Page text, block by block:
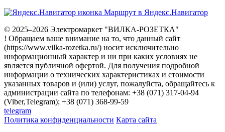
Маршрут в Яндекс.Навигатор
© 2025–2026 Электромаркет "ВИЛКА-РОЗЕТКА"
! Обращаем ваше внимание на то, что данный сайт
(https://www.vilka-rozetka.ru/) носит исключительно
информационный характер и ни при каких условиях не
является публичной офертой. Для получения подробной
информации о технических характеристиках и стоимости
указанных товаров и (или) услуг, пожалуйста, обращайтесь к
администрации сайта по телефонам: +38 (071) 317-04-94
(Viber,Telegram); +38 (071) 368-99-59
telegram
Политика конфиденциальности Карта сайта